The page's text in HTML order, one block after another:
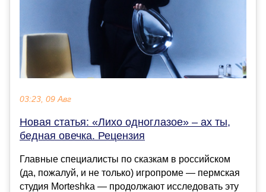
03:23, 09 Авг
Новая статья: «Лихо одноглазое» – ах ты,
бедная овечка. Рецензия
Главные специалисты по сказкам в российском
(да, пожалуй, и не только) игропроме — пермская
студия Morteshka — продолжают исследовать эту